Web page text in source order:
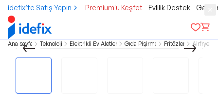
idefix’te Satış Yapın Premium'u Keşfet Evlilik Destek
Ana sayfa Teknoloji Elektrikli Ev Aletleri Gıda Pişirme Fritözler Airfryer